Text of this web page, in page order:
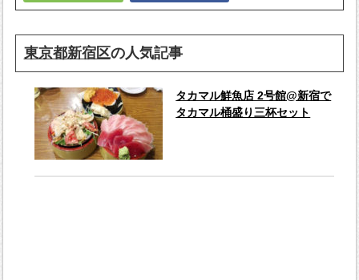
東京都新宿区の人気記事
タカマル鮮魚店 2号館@新宿で
タカマル桶盛り三杯セット